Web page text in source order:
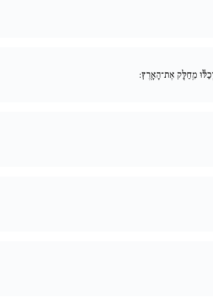
מֵֽחַלֵּ֖ק אֶת־הָאָֽרֶץ: